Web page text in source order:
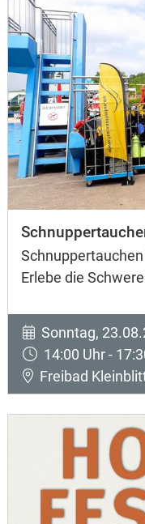
Erlebe die
Sonntag,
14:00 Uhr -
Freibad